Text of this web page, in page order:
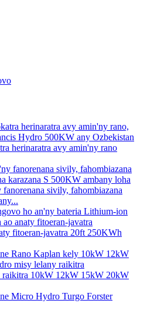
herinaratra avy amin'ny rano
sivily, fahombiazana
fitoeran-javatra 20ft 250KWh
10kW 12kW 15kW 20kW